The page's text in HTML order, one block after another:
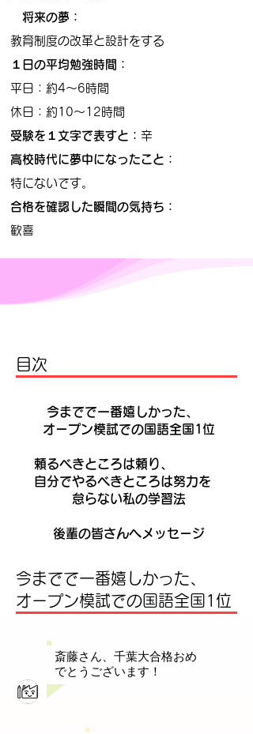
将来の夢：
教育制度の改革と設計をする
１日の平均勉強時間：
平日：約4〜6時間
​休日：約10〜12時間
受験を１文字で表すと： ​辛
高校時代に夢中になったこと：
特にないです。
合格を確認した瞬間の気持ち：
​歓喜
目次
今までで一番嬉しかった、
オープン模試での国語全国1位
頼るべきところは頼り、
自分でやるべきところは努力を
怠らない私の学習法
後輩の皆さんへメッセージ
今までで一番嬉しかった、
オープン模試での国語全国1位
斎藤さん、千葉大合格おめ
でとうございます！